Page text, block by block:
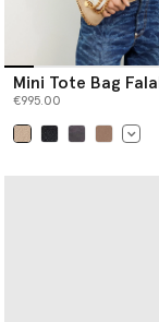
Mini Tote Bag
€995.00